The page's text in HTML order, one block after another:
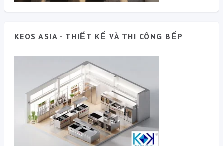
KEOS ASIA - THIẾT KẾ VÀ THI CÔNG BẾP